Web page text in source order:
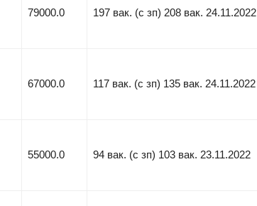
79000.0 197 вак. (с зп) 208 вак. 24.11.2022
67000.0 117 вак. (с зп) 135 вак. 24.11.2022
55000.0 94 вак. (с зп) 103 вак. 23.11.2022